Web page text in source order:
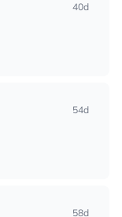
40d
54d
58d